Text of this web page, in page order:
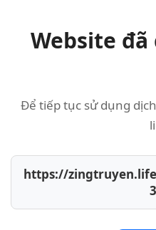
Website
Để tiếp tục sử dụng
https://